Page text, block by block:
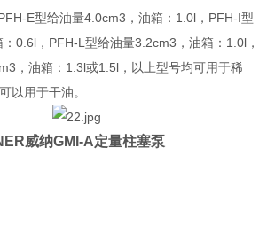
E型给油量4.0cm3，油箱：1.0l，PFH-I型
0.6l，PFH-L型给油量3.2cm3，油箱：1.0l，
，油箱：1.3l或1.5l，以上型号均可用于稀
以用于干油。
威纳GMI-A定量柱塞泵